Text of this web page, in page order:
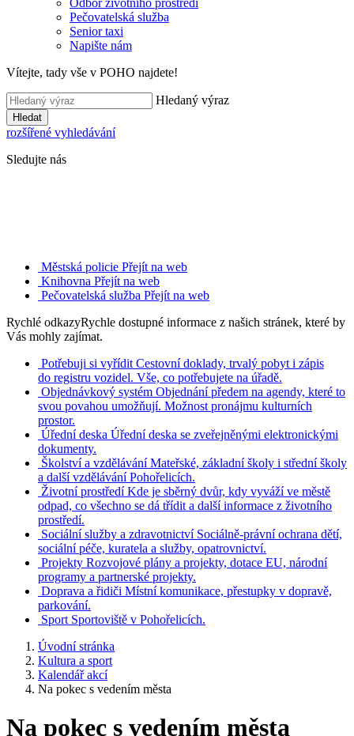
Odbor životního prostředí
Pečovatelská služba
Senior taxi
Napište nám
Vítejte, tady vše v POHO najdete!
Hledaný výraz
Hledat
rozšířené vyhledávání
Sledujte nás
Městská policie Přejít na web
Knihovna Přejít na web
Pečovatelská služba Přejít na web
Rychlé odkazyRychle dostupné informace z našich stránek, které by
Vás mohly zajímat.
Potřebuji si vyřídit Cestovní doklady, trvalý pobyt i zápis
do registru vozidel. Vše, co potřebujete na úřadě.
Objednávkový systém Objednání předem na agendy, které to
svou povahou umožňují. Možnost pronájmu kulturních
prostor.
Úřední deska Úřední deska se zveřejněnými elektronickými
dokumenty.
Školství a vzdělávání Mateřské, základní školy i střední školy
a další vzdělávání Pohořelicích.
Životní prostředí Kde je sběrný dvůr, kdy vyváží ve městě
odpad, co všechno se dá třídit a další informace z životního
prostředí.
Sociální služby a zdravotnictví Sociálně-právní ochrana dětí,
sociální péče, kuratela a služby, opatrovnictví.
Projekty Rozvojové plány a projekty, dotace EU, národní
programy a partnerské projekty.
Doprava a řidiči Místní komunikace, přestupky v dopravě,
parkování.
Sport Sportoviště v Pohořelicích.
Úvodní stránka
Kultura a sport
Kalendář akcí
Na pokec s vedením města
Na pokec s vedením města